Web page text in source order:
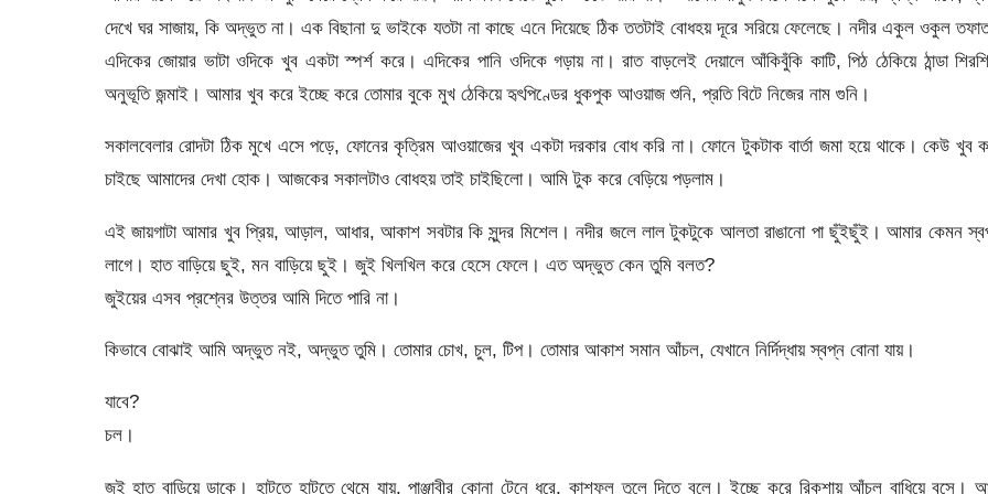
দেখে ঘর সাজায়, কি অদ্ভুত না। এক বিছানা দু ভাইকে যতটা না কাছে এনে দিয়েছে ঠিক ততটাই বোধহয় দূরে সরিয়ে ফেলেছে। নদীর একুল ওকুল
এদিকের জোয়ার ভাটা ওদিকে খুব একটা স্পর্শ করে। এদিকের পানি ওদিকে গড়ায় না। রাত বাড়লেই দেয়ালে আঁকিবুঁকি কাটি, পিঠ ঠেকিয়ে ঠান্ডা
অনুভূতি জন্মাই। আমার খুব করে ইচ্ছে করে তোমার বুকে মুখ ঠেকিয়ে হৃৎপিণ্ডের ধুকপুক আওয়াজ শুনি, প্রতি বিটে নিজের নাম গুনি।
সকালবেলার রোদটা ঠিক মুখে এসে পড়ে, ফোনের কৃত্রিম আওয়াজের খুব একটা দরকার বোধ করি না। ফোনে টুকটাক বার্তা জমা হয়ে থাকে। কেউ খুব
চাইছে আমাদের দেখা হোক। আজকের সকালটাও বোধহয় তাই চাইছিলো। আমি টুক করে বেড়িয়ে পড়লাম।
এই জায়গাটা আমার খুব প্রিয়, আড়াল, আধার, আকাশ সবটার কি সুন্দর মিশেল। নদীর জলে লাল টুকটুকে আলতা রাঙানো পা ছুঁইছুঁই। আমার কেমন
লাগে। হাত বাড়িয়ে ছুই, মন বাড়িয়ে ছুই। জুই খিলখিল করে হেসে ফেলে। এত অদ্ভুত কেন তুমি বলত?
জুইয়ের এসব প্রশ্নের উত্তর আমি দিতে পারি না।
কিভাবে বোঝাই আমি অদ্ভুত নই, অদ্ভুত তুমি। তোমার চোখ, চুল, টিপ। তোমার আকাশ সমান আঁচল, যেখানে নির্দিদ্ধায় স্বপ্ন বোনা যায়।
যাবে?
চল।
জুই হাত বাড়িয়ে ডাকে। হাটতে হাটতে থেমে যায়, পাঞ্জাবীর কোনা টেনে ধরে, কাশফুল তুলে দিতে বলে। ইচ্ছে করে রিকশায় আঁচল বাধিয়ে বসে।